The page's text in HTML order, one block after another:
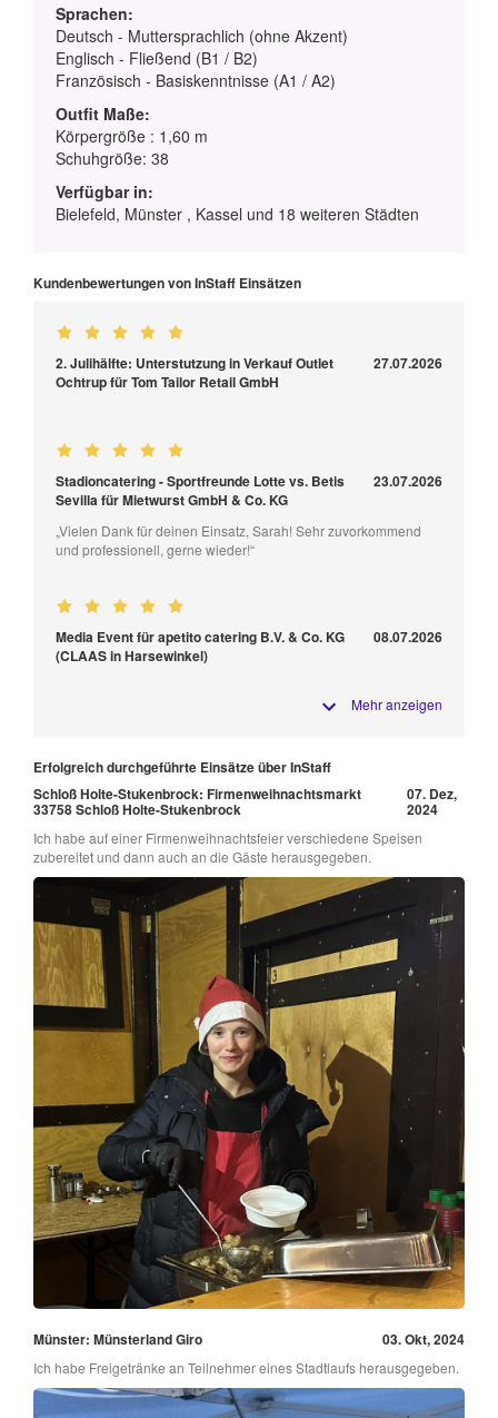
Sprachen:
Deutsch - Muttersprachlich (ohne Akzent)
Englisch - Fließend (B1 / B2)
Französisch - Basiskenntnisse (A1 / A2)
Outfit Maße:
Körpergröße : 1,60 m
Schuhgröße: 38
Verfügbar in:
Bielefeld, Münster , Kassel und 18 weiteren Städten
Kundenbewertungen von InStaff Einsätzen
2. Julihälfte: Unterstutzung in Verkauf Outlet
Ochtrup für Tom Tailor Retail GmbH
27.07.2026
Stadioncatering - Sportfreunde Lotte vs. Betis
Sevilla für Mietwurst GmbH & Co. KG
23.07.2026
„Vielen Dank für deinen Einsatz, Sarah! Sehr zuvorkommend
und professionell, gerne wieder!“
Media Event für apetito catering B.V. & Co. KG
(CLAAS in Harsewinkel)
08.07.2026
Mehr anzeigen
Erfolgreich durchgeführte Einsätze über InStaff
Schloß Holte-Stukenbrock: Firmenweihnachtsmarkt
33758 Schloß Holte-Stukenbrock
07. Dez,
2024
Ich habe auf einer Firmenweihnachtsfeier verschiedene Speisen
zubereitet und dann auch an die Gäste herausgegeben.
Münster: Münsterland Giro 03. Okt, 2024
Ich habe Freigetränke an Teilnehmer eines Stadtlaufs herausgegeben.